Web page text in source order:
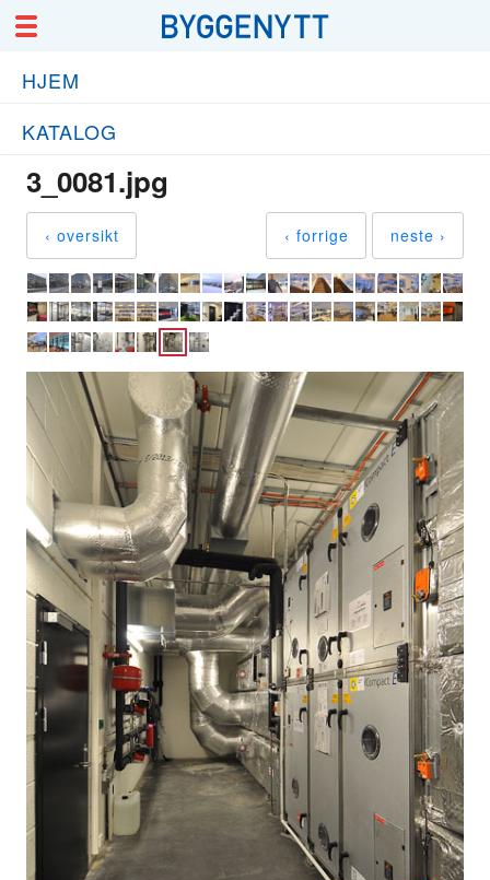
HJEM
KATALOG
3_0081.jpg
‹ oversikt ‹ forrige neste ›